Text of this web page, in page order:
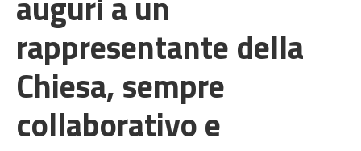
rappresentante della
Chiesa, sempre
collaborativo e